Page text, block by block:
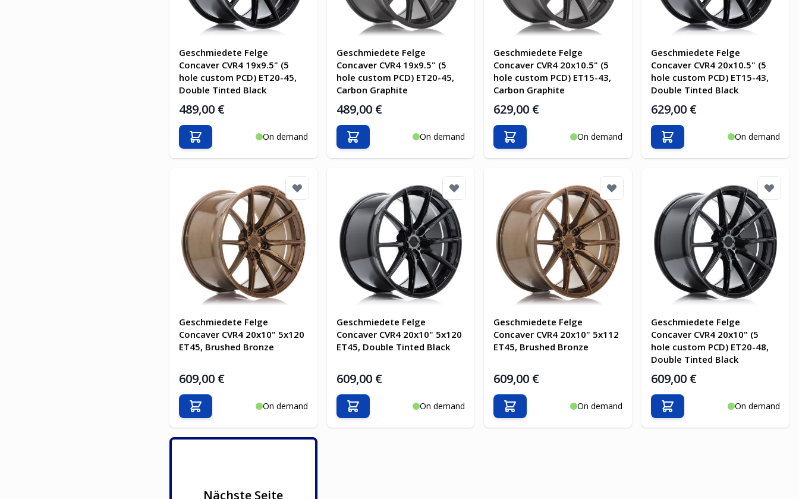
Geschmiedete Felge
Concaver CVR4 19x9.5" (5
hole custom PCD) ET20-45,
Double Tinted Black
489,00 €
On demand
In den Warenkorb
Geschmiedete Felge
Concaver CVR4 19x9.5" (5
hole custom PCD) ET20-45,
Carbon Graphite
489,00 €
On demand
In den Warenkorb
Geschmiedete Felge
Concaver CVR4 20x10.5" (5
hole custom PCD) ET15-43,
Carbon Graphite
629,00 €
On demand
In den Warenkorb
Geschmiedete Felge
Concaver CVR4 20x10.5" (5
hole custom PCD) ET15-43,
Double Tinted Black
629,00 €
On demand
In den Warenkorb
Geschmiedete Felge
Concaver CVR4 20x10" 5x120
ET45, Brushed Bronze
609,00 €
On demand
In den Warenkorb
Geschmiedete Felge
Concaver CVR4 20x10" 5x120
ET45, Double Tinted Black
609,00 €
On demand
In den Warenkorb
Geschmiedete Felge
Concaver CVR4 20x10" 5x112
ET45, Brushed Bronze
609,00 €
On demand
In den Warenkorb
Geschmiedete Felge
Concaver CVR4 20x10" (5
hole custom PCD) ET20-48,
Double Tinted Black
609,00 €
On demand
In den Warenkorb
Nächste Seite